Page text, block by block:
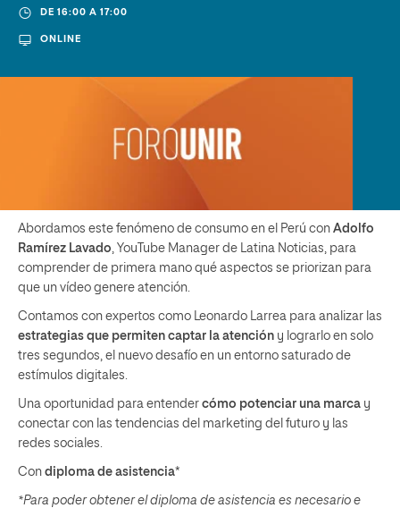
DE 16:00 A 17:00
ONLINE
Abordamos este fenómeno de consumo en el Perú con Adolfo
Ramírez Lavado, YouTube Manager de Latina Noticias, para
comprender de primera mano qué aspectos se priorizan para
que un vídeo genere atención.
Contamos con expertos como Leonardo Larrea para analizar las
estrategias que permiten captar la atención y lograrlo en solo
tres segundos, el nuevo desafío en un entorno saturado de
estímulos digitales.
Una oportunidad para entender cómo potenciar una marca y
conectar con las tendencias del marketing del futuro y las
redes sociales.
Con diploma de asistencia*
*Para poder obtener el diploma de asistencia es necesario e